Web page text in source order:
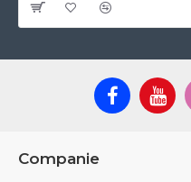
Companie